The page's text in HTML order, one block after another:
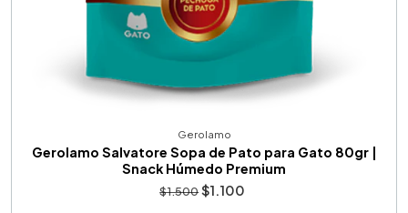
Gerolamo
Gerolamo Salvatore Sopa de Pato para Gato 80gr |
Snack Húmedo Premium
$1.500$1.100